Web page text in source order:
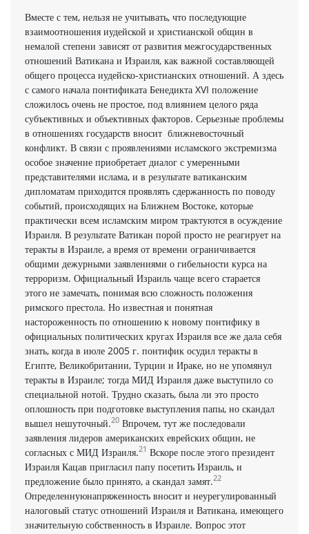
Вместе с тем, нельзя не учитывать, что последующие
взаимоотношения иудейской и христианской общин в
немалой степени зависят от развития межгосударственных
отношений Ватикана и Израиля, как важной составляющей
общего процесса иудейско-христианских отношений. А здесь
с самого начала понтификата Бенедикта XVI положение
сложилось очень не простое, под влиянием целого ряда
субъективных и объективных факторов. Серьезные проблемы
в отношениях государств вносит ближневосточный
конфликт. В связи с проявлениями исламского экстремизма
особое значение приобретает диалог с умеренными
представителями ислама, и в результате ватиканским
дипломатам приходится проявлять сдержанность по поводу
событий, происходящих на Ближнем Востоке, которые
практически всем исламским миром трактуются в осуждение
Израиля. В результате Ватикан порой просто не реагирует на
теракты в Израиле, а время от времени ограничивается
общими дежурными заявлениями о гибельности курса на
терроризм. Официальный Израиль чаще всего старается
этого не замечать, понимая всю сложность положения
римского престола. Но известная и понятная
настороженность по отношению к новому понтифику в
официальных политических кругах Израиля все же дала себя
знать, когда в июле 2005 г. понтифик осудил теракты в
Египте, Великобритании, Турции и Ираке, но не упомянул
теракты в Израиле; тогда МИД Израиля даже выступило со
специальной нотой. Трудно сказать, была ли это просто
оплошность при подготовке выступления папы, но скандал
вышел нешуточный.20 Впрочем, тут же последовали
заявления лидеров американских еврейских общин, не
согласных с МИД Израиля.21 Вскоре после этого президент
Израиля Кацав пригласил папу посетить Израиль, и
предложение было принято, а скандал замят.22
Определеннуюнапряженность вносит и неурегулированный
налоговый статус отношений Израиля и Ватикана, имеющего
значительную собственность в Израиле. Вопрос этот